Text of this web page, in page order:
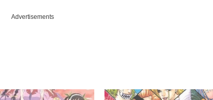
Advertisements